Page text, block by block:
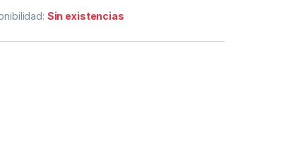
Sin existencias